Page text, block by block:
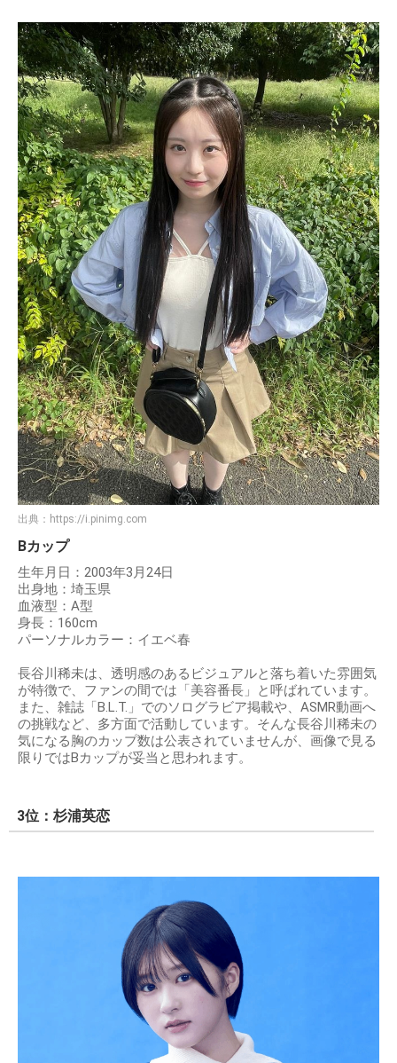
出典： https://i.pinimg.com
Bカップ
生年月日：2003年3月24日
出身地：埼玉県
血液型：A型
身長：160cm
パーソナルカラー：イエベ春
長谷川稀未は、透明感のあるビジュアルと落ち着いた雰囲気
が特徴で、ファンの間では「美容番長」と呼ばれています。
また、雑誌「B.L.T.」でのソログラビア掲載や、ASMR動画へ
の挑戦など、多方面で活動しています。そんな長谷川稀未の
気になる胸のカップ数は公表されていませんが、画像で見る
限りではBカップが妥当と思われます。
3位：杉浦英恋